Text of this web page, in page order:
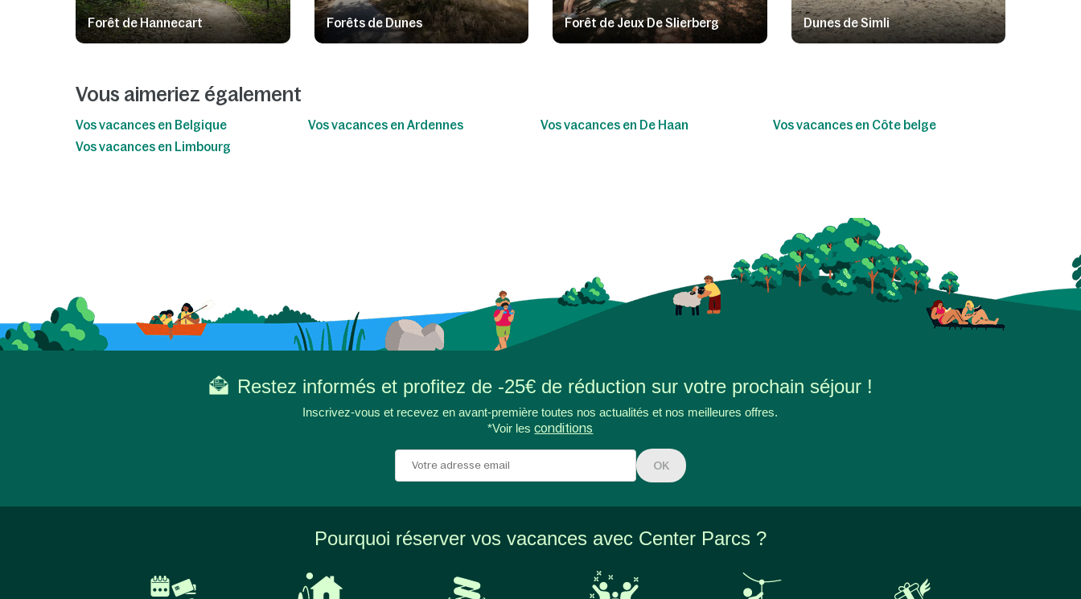
Forêt de Hannecart Forêts de Dunes Forêt de Jeux De Slierberg Dunes de Simli
Vous aimeriez également
Vos vacances en Belgique
Vos vacances en Limbourg
Vos vacances en Ardennes Vos vacances en De Haan Vos vacances en Côte belge
Restez informés et profitez de -25€ de réduction sur votre prochain séjour !
Inscrivez-vous et recevez en avant-première toutes nos actualités et nos meilleures offres.
*Voir lesconditions
OK
Pourquoi réserver vos vacances avec Center Parcs ?